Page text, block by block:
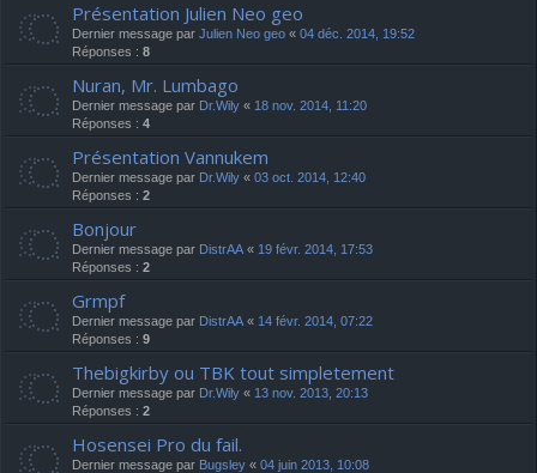
Présentation Julien Neo geo
Dernier message par Julien Neo geo « 04 déc. 2014, 19:52
Réponses : 8
Nuran, Mr. Lumbago
Dernier message par Dr.Wily « 18 nov. 2014, 11:20
Réponses : 4
Présentation Vannukem
Dernier message par Dr.Wily « 03 oct. 2014, 12:40
Réponses : 2
Bonjour
Dernier message par DistrAA « 19 févr. 2014, 17:53
Réponses : 2
Grmpf
Dernier message par DistrAA « 14 févr. 2014, 07:22
Réponses : 9
Thebigkirby ou TBK tout simpletement
Dernier message par Dr.Wily « 13 nov. 2013, 20:13
Réponses : 2
Hosensei Pro du fail.
Dernier message par Bugsley « 04 juin 2013, 10:08